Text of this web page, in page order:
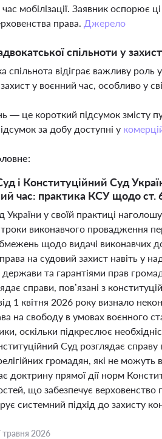
мобілізації. Заявник оспорює
права. Джерело
спільноти у
спільнота відіграє важливу роль
у воєнний час, особливо у
— це короткий підсумок змісту
за добу доступні у
і Конституційний Суд
час: практика КСУ щодо
України у своїй практиці
виконавчого провадження
щодо видачі виконавчих
на судовий захист навіть у
та гарантіями прав
справи, пов’язані з
1 квітня 2026 року визнало
на свободу в умовах воєнного
оскільки підкреслює
Суд розглядає
громадян, які не
доктрину прямої дії норм
що забезпечує
системний підхід до захисту
травня 2026